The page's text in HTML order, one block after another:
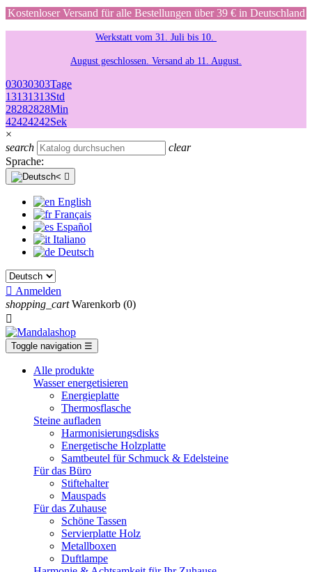
Kostenloser Versand für alle Bestellungen über 39 € in Deutschland
Werkstatt vom 31. Juli bis 10.
August geschlossen. Versand ab 11. August.
03030303Tage
13131313Std
28282828Min
42424242Sek
×
search
clear
Sprache:

English
Français
Español
Italiano
Deutsch
 Anmelden
shopping_cart Warenkorb (0)

Toggle navigation ☰
Alle produkte
Wasser energetisieren
Energieplatte​
Thermosflasche
Steine aufladen
Harmonisierungsdisks
Energetische Holzplatte
Samtbeutel für Schmuck & Edelsteine
Für das Büro
Stiftehalter
Mauspads
Für das Zuhause
Schöne Tassen
Servierplatte Holz
Metallboxen
Duftlampe